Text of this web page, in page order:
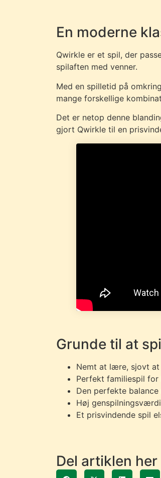
En moderne
Qwirkle er et spil, der
spilaften med venner.
Med en spilletid på
mange forskellige
Det er netop denne
gjort Qwirkle til en
Grunde til at
Nemt at lære, sjovt at
Perfekt familiespil
Den perfekte
Høj
Et prisvindende spil
Del artiklen her